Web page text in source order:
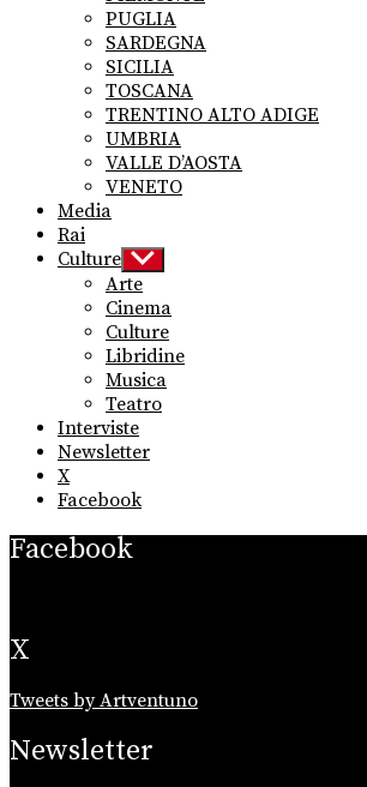
PUGLIA
SARDEGNA
SICILIA
TOSCANA
TRENTINO ALTO ADIGE
UMBRIA
VALLE D’AOSTA
VENETO
Media
Rai
Culture Show
sub
menu
Arte
Cinema
Culture
Libridine
Musica
Teatro
Interviste
Newsletter
X
Facebook
Facebook
X
Tweets by Artventuno
Newsletter